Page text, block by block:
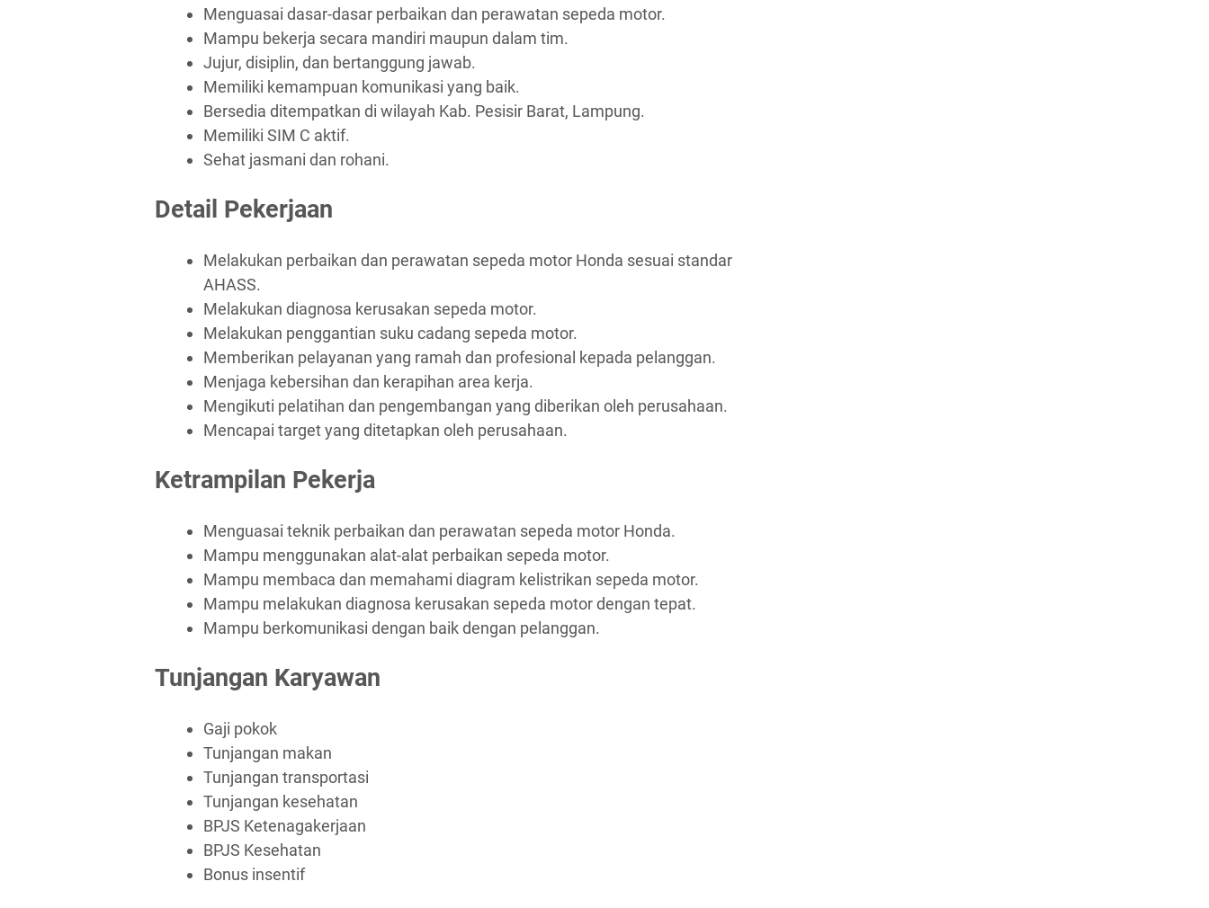
Menguasai dasar-dasar perbaikan dan perawatan sepeda motor.
Mampu bekerja secara mandiri maupun dalam tim.
Jujur, disiplin, dan bertanggung jawab.
Memiliki kemampuan komunikasi yang baik.
Bersedia ditempatkan di wilayah Kab. Pesisir Barat, Lampung.
Memiliki SIM C aktif.
Sehat jasmani dan rohani.
Detail Pekerjaan
Melakukan perbaikan dan perawatan sepeda motor Honda sesuai standar
AHASS.
Melakukan diagnosa kerusakan sepeda motor.
Melakukan penggantian suku cadang sepeda motor.
Memberikan pelayanan yang ramah dan profesional kepada pelanggan.
Menjaga kebersihan dan kerapihan area kerja.
Mengikuti pelatihan dan pengembangan yang diberikan oleh perusahaan.
Mencapai target yang ditetapkan oleh perusahaan.
Ketrampilan Pekerja
Menguasai teknik perbaikan dan perawatan sepeda motor Honda.
Mampu menggunakan alat-alat perbaikan sepeda motor.
Mampu membaca dan memahami diagram kelistrikan sepeda motor.
Mampu melakukan diagnosa kerusakan sepeda motor dengan tepat.
Mampu berkomunikasi dengan baik dengan pelanggan.
Tunjangan Karyawan
Gaji pokok
Tunjangan makan
Tunjangan transportasi
Tunjangan kesehatan
BPJS Ketenagakerjaan
BPJS Kesehatan
Bonus insentif